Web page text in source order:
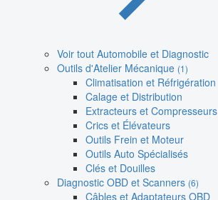
Voir tout Automobile et Diagnostic
Outils d'Atelier Mécanique (1)
Climatisation et Réfrigération
Calage et Distribution
Extracteurs et Compresseurs
Crics et Élévateurs
Outils Frein et Moteur
Outils Auto Spécialisés
Clés et Douilles
Diagnostic OBD et Scanners (6)
Câbles et Adaptateurs OBD